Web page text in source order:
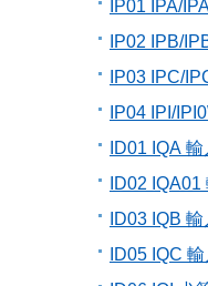
IP02 IPB/
IP03 IPC/
IP04 IPI/
ID01 IQA
ID02
ID03 IQB
ID05 IQC